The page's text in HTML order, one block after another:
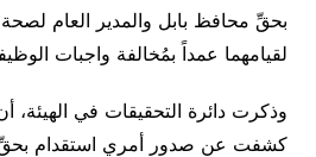
بحقِّ محافظ بابل والمدير العام لصحة
لقيامهما عمداً بمُخالفة واجبات
وذكرت دائرة التحقيقات في الهيئة، أن
كشفت عن صدور أمري استقدامٍ بحقِّ